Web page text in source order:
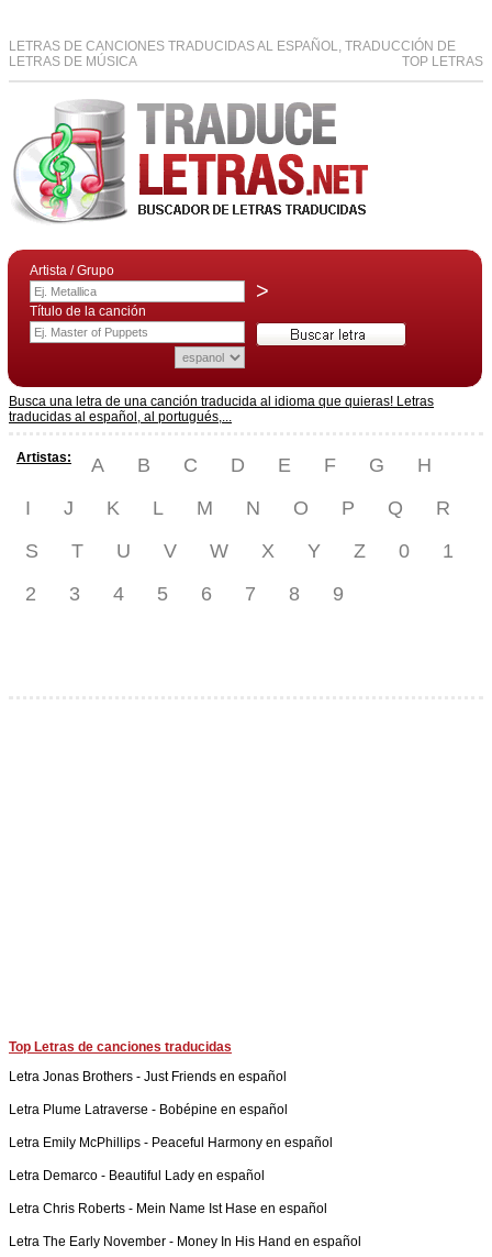
LETRAS DE CANCIONES TRADUCIDAS AL ESPAÑOL, TRADUCCIÓN DE
LETRAS DE MÚSICA
TOP LETRAS
Artista / Grupo
>
Título de la canción
Busca una letra de una canción traducida al idioma que quieras! Letras
traducidas al español, al portugués,...
Artistas: A B C D E F G
H
I
J K L M N O P Q
R
S
T U V W X Y Z 0
1
2
3 4 5 6 7 8 9
Top Letras de canciones traducidas
Letra Jonas Brothers - Just Friends en español
Letra Plume Latraverse - Bobépine en español
Letra Emily McPhillips - Peaceful Harmony en español
Letra Demarco - Beautiful Lady en español
Letra Chris Roberts - Mein Name Ist Hase en español
Letra The Early November - Money In His Hand en español